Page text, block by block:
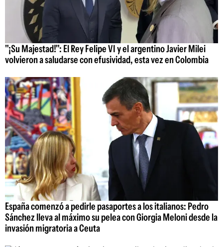
"¡Su Majestad!": El Rey Felipe VI y el argentino Javier Milei
volvieron a saludarse con efusividad, esta vez en Colombia
España comenzó a pedirle pasaportes a los italianos: Pedro
Sánchez lleva al máximo su pelea con Giorgia Meloni desde la
invasión migratoria a Ceuta